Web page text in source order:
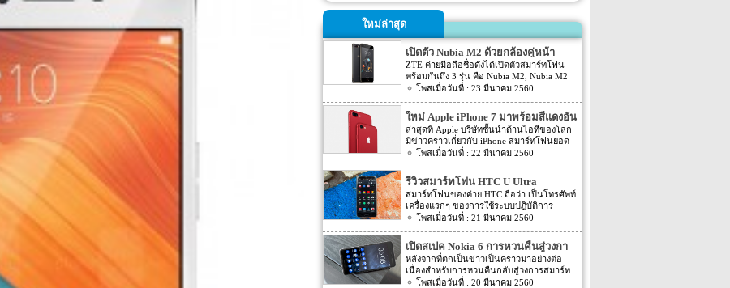
ใหม่ล่าสุด
เปิดตัว Nubia M2 ด้วยกล้องคู่หน้า
ZTE ค่ายมือถือชื่อดังได้เปิดตัวสมาร์ทโฟน
พร้อมกันถึง 3 รุ่น คือ Nubia M2, Nubia M2
Lite และ Nubia N2 ซึ่งแต่ละรุ่นก็มีความน่า
นี้เราจะมารีวิวให้ท่านได้รู้จักกับ Nubia M2
ที่มีจุดขายตรงกล้องหน้าที่มาเป็นคู่ นอกจาก
กล้องหน้าที่มาเป็นคู่แล้วยังมีส่วนอื่นๆ ที่น่า
สนใจอีก Nubia M2 ใช้กล้องหน้าแบบคู่ที่มี
ความละเอียดสูงถึง 13MP มีรูรับแสง f 2.2
กล้องหน้าสำหรับการเซลฟี่มีความละเอียด
16MP พร้อมกับรูรับแสง f/2.0 กล้องหน้า
สามารถจับภาพได้กว้างถึง 80 องศา นั้นจะ
ทำให้การถ่ายรูปเซลฟี่ได้กว้างมากยิ่งขึ้น
หน้าจอเป็นแบบ AMOLED มีความละเอียดสูง
ถึง 1080p ขนาด 5.5 นิ้ว ระบบประมวลผล
การทำงานจะเป็นชิปเซ็ต Snapdragon 625
เป็นชิปประมวลผลของ Qualcomm ใช้ RAM
4GB หน่วยความจำมีให้เลือกอยู่ 2 ขนาด คือ
[…]
23 มีนาคม 2560
ใหม่ Apple iPhone 7 มาพร้อมสีแดงอัน
ร้อนแรง
ล่าสุดที่ Apple บริษัทชั้นนำด้านไอทีของโลก
มีข่าวคราวเกี่ยวกับ iPhone สมาร์ทโฟนยอด
ฮิตในประเทศไทยและทั่วโลก และในช่วงที่
อาจจะพลาดโอกาสได้สัมผัสเทคโนโลยีอัน
ทันสมัยในคราวนั้น แต่ก็ถือว่า เป็นความโชค
ดีที่คุณกำลังจะได้สัมผัสกับ iPhone 7 ที่มา
พร้อมการออกแบบสีของบอดี้ด้วยสีแดงอัน
ร้อนแรง เร้าใจแบบสุดๆ ทำให้สาวกของ
Apple กระเป๋าสั่นกันเลยทีเดียว การออกแบบ
iPhone 7 สีแดง ได้แรงบันดาลใจมาจากการ
กุศลของ iGadget ซึ่งปกติแล้ว การปรับแต่ง
Apple จะให้บริษัทข้างนอกช่วยในการปรับ
แต่งให้ แต่บอดี้นี้สีนี้ Apple ลงแรงปรับแต่งเอง
22 มีนาคม 2560
รีวิวสมาร์ทโฟน HTC U Ultra
สมาร์ทโฟนของค่าย HTC ถือว่า เป็นโทรศัพท์
เครื่องแรกๆ ของการใช้ระบบปฏิบัติการ
Android หลายคนน่าจะจำได้ ในช่วงนั้นมี
Bird ที่ฮิตกันทั่วบ้านทั่วเมือง สมาร์ทโฟนหนึ่ง
ในที่สามารถเล่นเกมส์ Angry Bird นี้ได้ ก็คือ
สมาร์ทโฟนจากค่าย HTC หลังจากนั้น HTC
ก็ได้มีการพัฒนาสมาร์ทโฟนขึ้นมาอีก
มากมาย ล่าสุดได้เตรียมปล่อยรุ่นใหม่ อย่าง
21 มีนาคม 2560
เปิดสเปค Nokia 6 การหวนคืนสู่วงกา
รสมาร์ทโฟน
หลังจากที่ตกเป็นข่าวเป็นคราวมาอย่างต่อ
เนื่องสำหรับการหวนคืนกลับสู่วงการสมาร์ท
โฟน อย่างสมาร์ทโฟนในแบรนด์ Nokia ครั้ง
20 มีนาคม 2560